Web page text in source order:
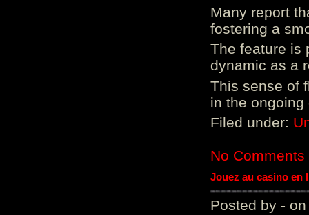
Many report
fostering a
The feature is
dynamic as a
This sense of
in the ongoing
Filed under:
No Comments
Jouez au casino en
Posted by - on